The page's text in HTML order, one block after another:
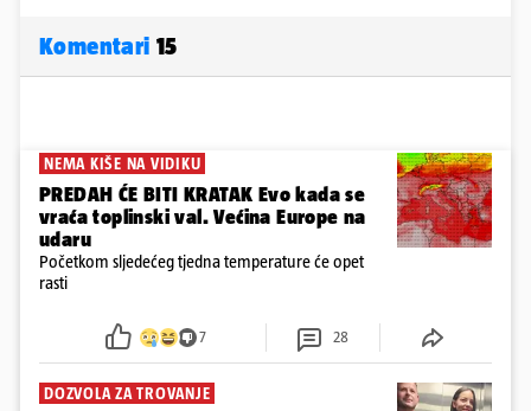
Komentari 15
NEMA KIŠE NA VIDIKU
PREDAH ĆE BITI KRATAK Evo kada se
vraća toplinski val. Većina Europe na
udaru
Početkom sljedećeg tjedna temperature će opet
rasti
7 28
DOZVOLA ZA TROVANJE